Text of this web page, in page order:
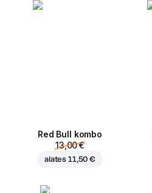
Red Bull kombo
13,00 €
alates 11,50 €